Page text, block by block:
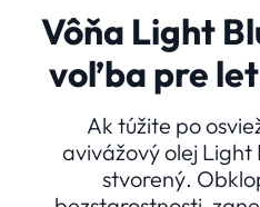
Vôňa Light
voľba pre
Ak túžite po
avivážový olej Light
stvorený.